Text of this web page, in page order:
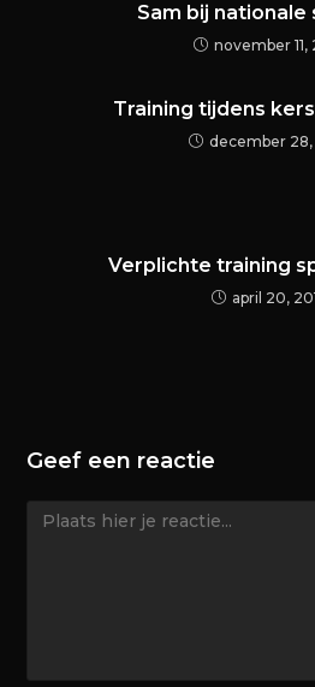
Sam bij nationale
november 11,
Training tijdens
december 28,
Verplichte training
april 20,
Geef een reactie